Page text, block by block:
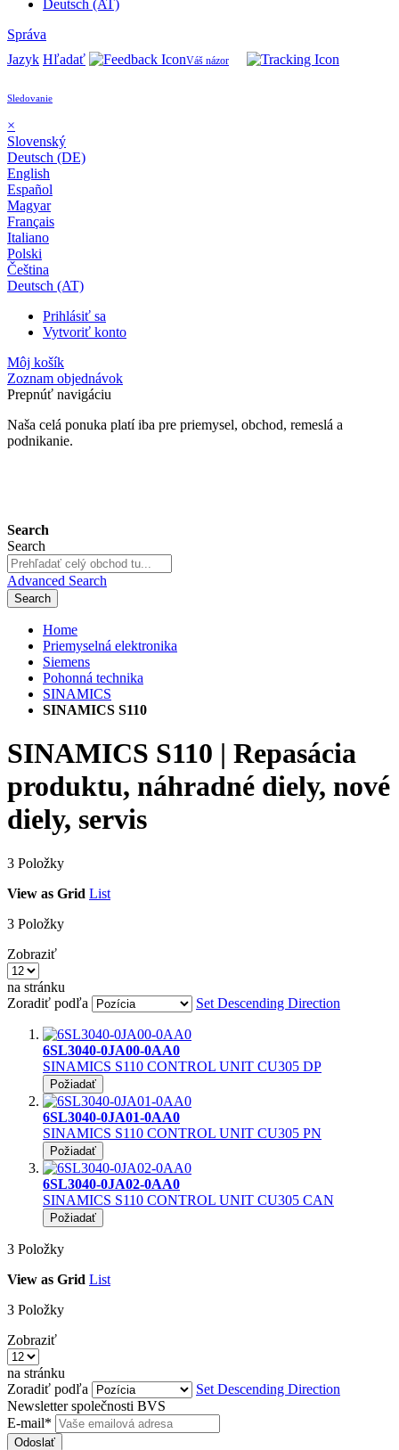
Deutsch (AT)
Správa
Jazyk Hľadať Váš názor
Sledovanie
×
Slovenský
Deutsch (DE)
English
Español
Magyar
Français
Italiano
Polski
Čeština
Deutsch (AT)
Prihlásiť sa
Vytvoriť konto
Môj košík
Zoznam objednávok
Prepnúť navigáciu
Naša celá ponuka platí iba pre priemysel, obchod, remeslá a
podnikanie.
Search
Search
Advanced Search
Search
Home
Priemyselná elektronika
Siemens
Pohonná technika
SINAMICS
SINAMICS S110
SINAMICS S110 | Repasácia
produktu, náhradné diely, nové
diely, servis
3 Položky
View as Grid List
3 Položky
Zobraziť
na stránku
Zoradiť podľa
Set Descending Direction
6SL3040-0JA00-0AA0
SINAMICS S110 CONTROL UNIT CU305 DP
Požiadať
6SL3040-0JA01-0AA0
SINAMICS S110 CONTROL UNIT CU305 PN
Požiadať
6SL3040-0JA02-0AA0
SINAMICS S110 CONTROL UNIT CU305 CAN
Požiadať
3 Položky
View as Grid List
3 Položky
Zobraziť
na stránku
Zoradiť podľa
Set Descending Direction
Newsletter společnosti BVS
E-mail*
Odoslať